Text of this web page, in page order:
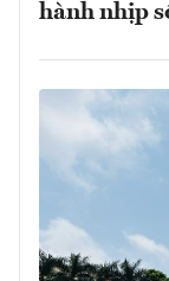
hành nhịp